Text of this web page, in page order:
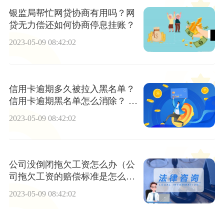
银监局帮忙网贷协商有用吗？网
贷无力偿还如何协商停息挂账？
2023-05-09 08:42:02
信用卡逾期多久被拉入黑名单？
信用卡逾期黑名单怎么消除？ 全
2023-05-09 08:42:02
公司没倒闭拖欠工资怎么办（公
司拖欠工资的赔偿标准是怎么样
的）
2023-05-09 08:42:02